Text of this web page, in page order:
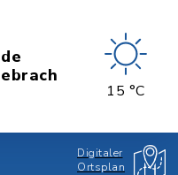
15 °C
Digitaler
Ortsplan